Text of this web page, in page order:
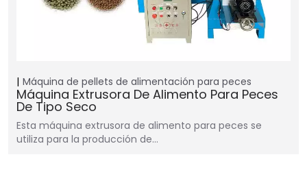
Máquina de pellets de alimentación para peces
Máquina Extrusora De Alimento Para Peces
De Tipo Seco
Esta máquina extrusora de alimento para peces se
utiliza para la producción de…